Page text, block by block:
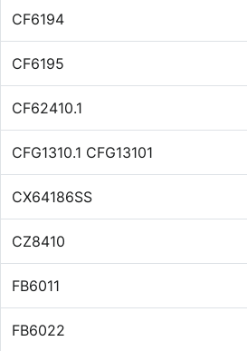
CF6194
CF6195
CF62410.1
CFG1310.1 CFG13101
CX64186SS
CZ8410
FB6011
FB6022